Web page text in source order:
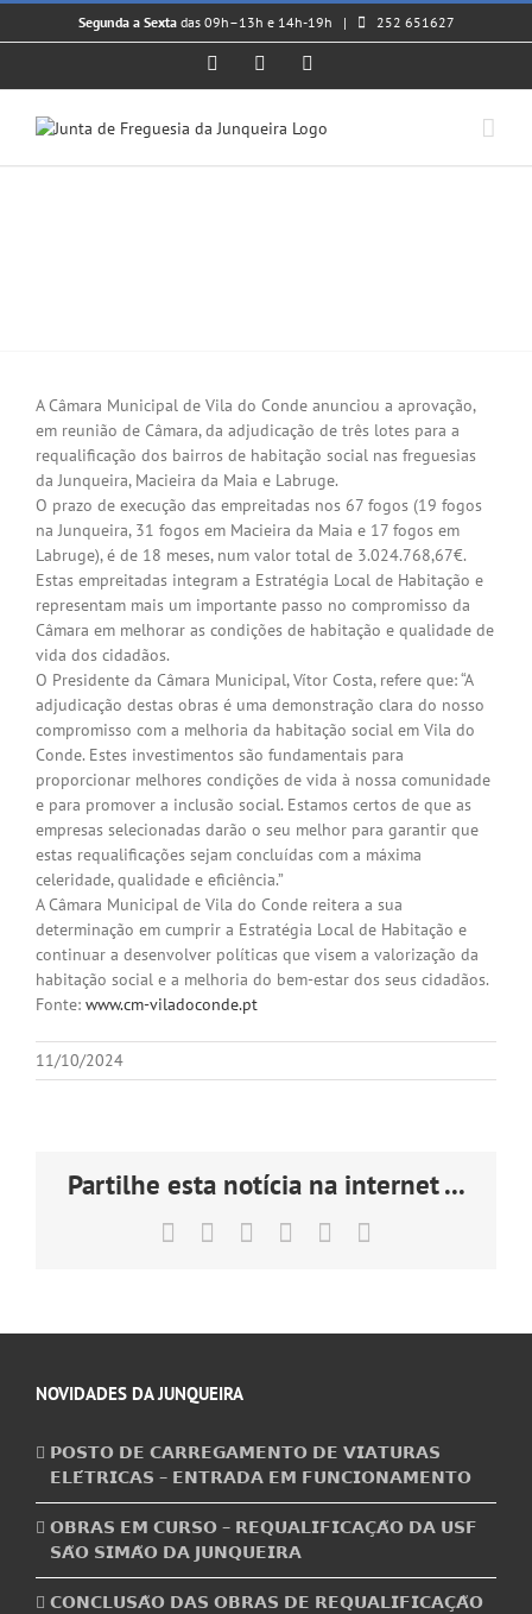
Skip
Segunda a Sextadas 09h–13h e 14h-19h | 252 651627
FacebookInstagram
A Câmara Municipal de Vila do Conde anunciou a aprovação,
em reunião de Câmara, da adjudicação de três lotes para a
requalificação dos bairros de habitação social nas freguesias
da Junqueira, Macieira da Maia e Labruge.
O prazo de execução das empreitadas nos 67 fogos (19 fogos
na Junqueira, 31 fogos em Macieira da Maia e 17 fogos em
Labruge), é de 18 meses, num valor total de 3.024.768,67€.
Estas empreitadas integram a Estratégia Local de Habitação e
representam mais um importante passo no compromisso da
Câmara em melhorar as condições de habitação e qualidade de
vida dos cidadãos.
O Presidente da Câmara Municipal, Vítor Costa, refere que: “A
adjudicação destas obras é uma demonstração clara do nosso
compromisso com a melhoria da habitação social em Vila do
Conde. Estes investimentos são fundamentais para
proporcionar melhores condições de vida à nossa comunidade
e para promover a inclusão social. Estamos certos de que as
empresas selecionadas darão o seu melhor para garantir que
estas requalificações sejam concluídas com a máxima
celeridade, qualidade e eficiência.”
A Câmara Municipal de Vila do Conde reitera a sua
determinação em cumprir a Estratégia Local de Habitação e
continuar a desenvolver políticas que visem a valorização da
habitação social e a melhoria do bem-estar dos seus cidadãos.
Fonte: www.cm-viladoconde.pt
11/10/2024
Partilhe esta notícia na internet ...
Facebook LinkedInTumblrPinterest
publicado)
NOVIDADES DA JUNQUEIRA
𝗣𝗢𝗦𝗧𝗢 𝗗𝗘 𝗖𝗔𝗥𝗥𝗘𝗚𝗔𝗠𝗘𝗡𝗧𝗢 𝗗𝗘 𝗩𝗜𝗔𝗧𝗨𝗥𝗔𝗦
𝗘𝗟𝗘́𝗧𝗥𝗜𝗖𝗔𝗦 – 𝗘𝗡𝗧𝗥𝗔𝗗𝗔 𝗘𝗠 𝗙𝗨𝗡𝗖𝗜𝗢𝗡𝗔𝗠𝗘𝗡𝗧𝗢
𝗢𝗕𝗥𝗔𝗦 𝗘𝗠 𝗖𝗨𝗥𝗦𝗢 – 𝗥𝗘𝗤𝗨𝗔𝗟𝗜𝗙𝗜𝗖𝗔𝗖̧𝗔̃𝗢 𝗗𝗔 𝗨𝗦𝗙
𝗦𝗔̃𝗢 𝗦𝗜𝗠𝗔̃𝗢 𝗗𝗔 𝗝𝗨𝗡𝗤𝗨𝗘𝗜𝗥𝗔
𝗖𝗢𝗡𝗖𝗟𝗨𝗦𝗔̃𝗢 𝗗𝗔𝗦 𝗢𝗕𝗥𝗔𝗦 𝗗𝗘 𝗥𝗘𝗤𝗨𝗔𝗟𝗜𝗙𝗜𝗖𝗔𝗖̧𝗔̃𝗢